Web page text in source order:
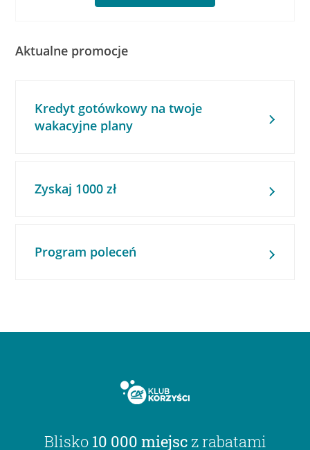
Aktualne promocje
Kredyt gotówkowy na twoje
wakacyjne plany
Zyskaj 1000 zł
Program poleceń
Blisko 10 000 miejsc z rabatami